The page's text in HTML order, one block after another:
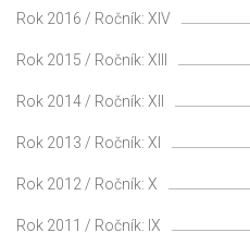
Rok 2016 / Ročník: XIV
Rok 2015 / Ročník: XIII
Rok 2014 / Ročník: XII
Rok 2013 / Ročník: XI
Rok 2012 / Ročník: X
Rok 2011 / Ročník: IX